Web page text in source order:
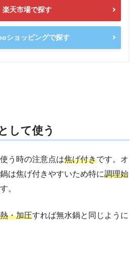
楽天市場で探す
ショッピングで探す
して使う
う時の注意点は焦げ付きです。オ
は焦げ付きやすいため特に調理始
。
・加圧すれば無水鍋と同じように